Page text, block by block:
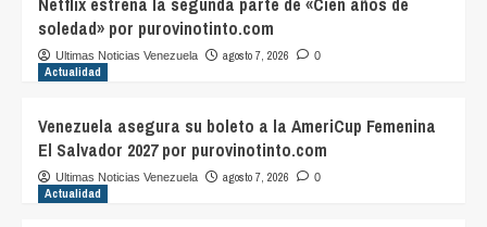
soledad» por purovinotinto.com
Ultimas Noticias Venezuela agosto 7, 2026 0
Actualidad
Venezuela asegura su boleto a la AmeriCup Femenina
El Salvador 2027 por purovinotinto.com
Ultimas Noticias Venezuela agosto 7, 2026 0
Actualidad